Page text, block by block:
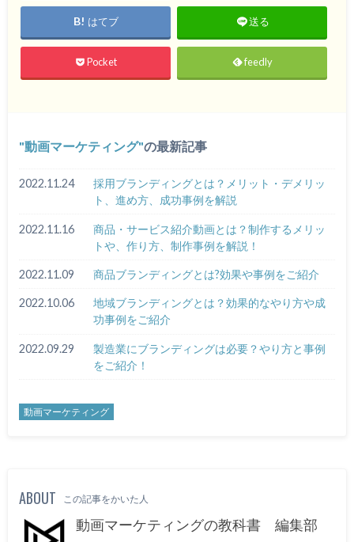
はてブ 送る
Pocket feedly
動画マーケティング の最新記事
2022.11.24
採用ブランディングとは？メリット・デメリッ
ト、進め方、成功事例を解説
2022.11.16
商品・サービス紹介動画とは？制作するメリッ
トや、作り方、制作事例を解説！
2022.11.09 商品ブランディングとは?効果や事例をご紹介
2022.10.06
地域ブランディングとは？効果的なやり方や成
功事例をご紹介
2022.09.29
製造業にブランディングは必要？やり方と事例
をご紹介！
動画マーケティング
ABOUT この記事をかいた人
動画マーケティングの教科書 編集部